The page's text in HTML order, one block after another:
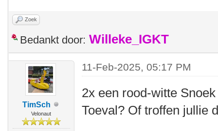
Zoek
Bedankt door: Willeke_IGKT
TimSch
Velonaut
11-Feb-2025, 05:17 PM
2x een rood-witte
Toeval? Of troffen jullie